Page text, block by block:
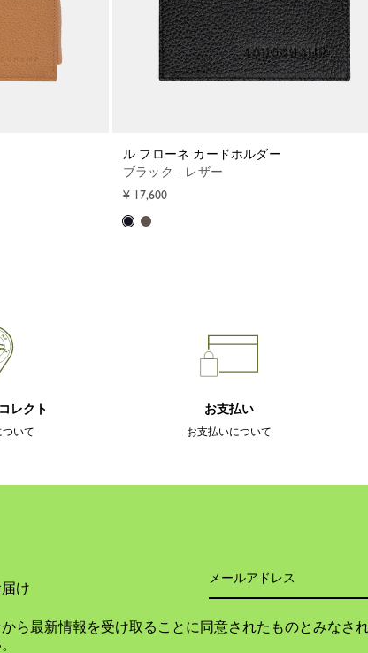
ル フローネ カードホルダー
ブラック - レザー
¥ 17,600
レクト
ついて
お支払い
お支払いについて
け
ら最新情報を受け取ることに同意されたものとみなさ